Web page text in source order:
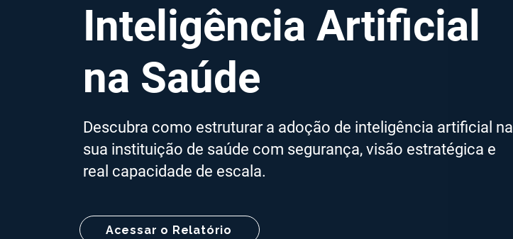
Inteligência Artificial
na Saúde
Descubra como estruturar a adoção de inteligência artificial na
sua instituição de saúde com segurança, visão estratégica e
real capacidade de escala.
Acessar o Relatório